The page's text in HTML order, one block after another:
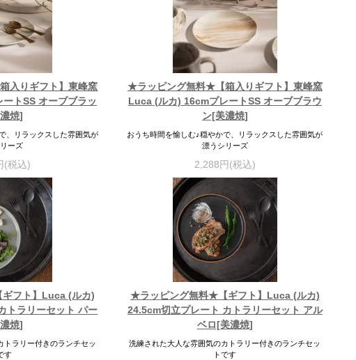
入りギフト】東峰窯
トSS オーブブラッ
焼]
、リラックスした雰囲気が
ーズ
(税込)
★ラッピング無料★【箱入りギフト】東峰窯
Luca (ルカ) 16cmプレートSS オーブブラウ
ン[美濃焼]
おうち時間を愉しむ♪穏やかで、リラックスした雰囲気が
漂うシリーズ
2,288円(税込)
フト】Luca (ルカ)
トラリーセット パー
焼]
トラリー付きのランチセッ
す
★ラッピング無料★【ギフト】Luca (ルカ)
24.5cm切立プレート カトラリーセット アル
ベロ[美濃焼]
洗練された大人な雰囲気のカトラリー付きのランチセッ
トです